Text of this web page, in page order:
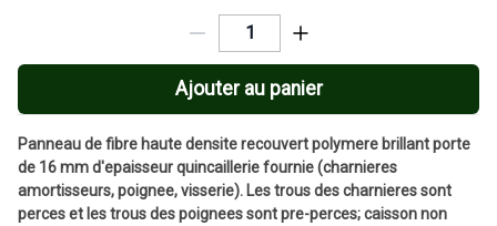
Ajouter au panier
Panneau de fibre haute densite recouvert polymere brillant porte
de 16 mm d'epaisseur quincaillerie fournie (charnieres
amortisseurs, poignee, visserie). Les trous des charnieres sont
perces et les trous des poignees sont pre-perces; caisson non